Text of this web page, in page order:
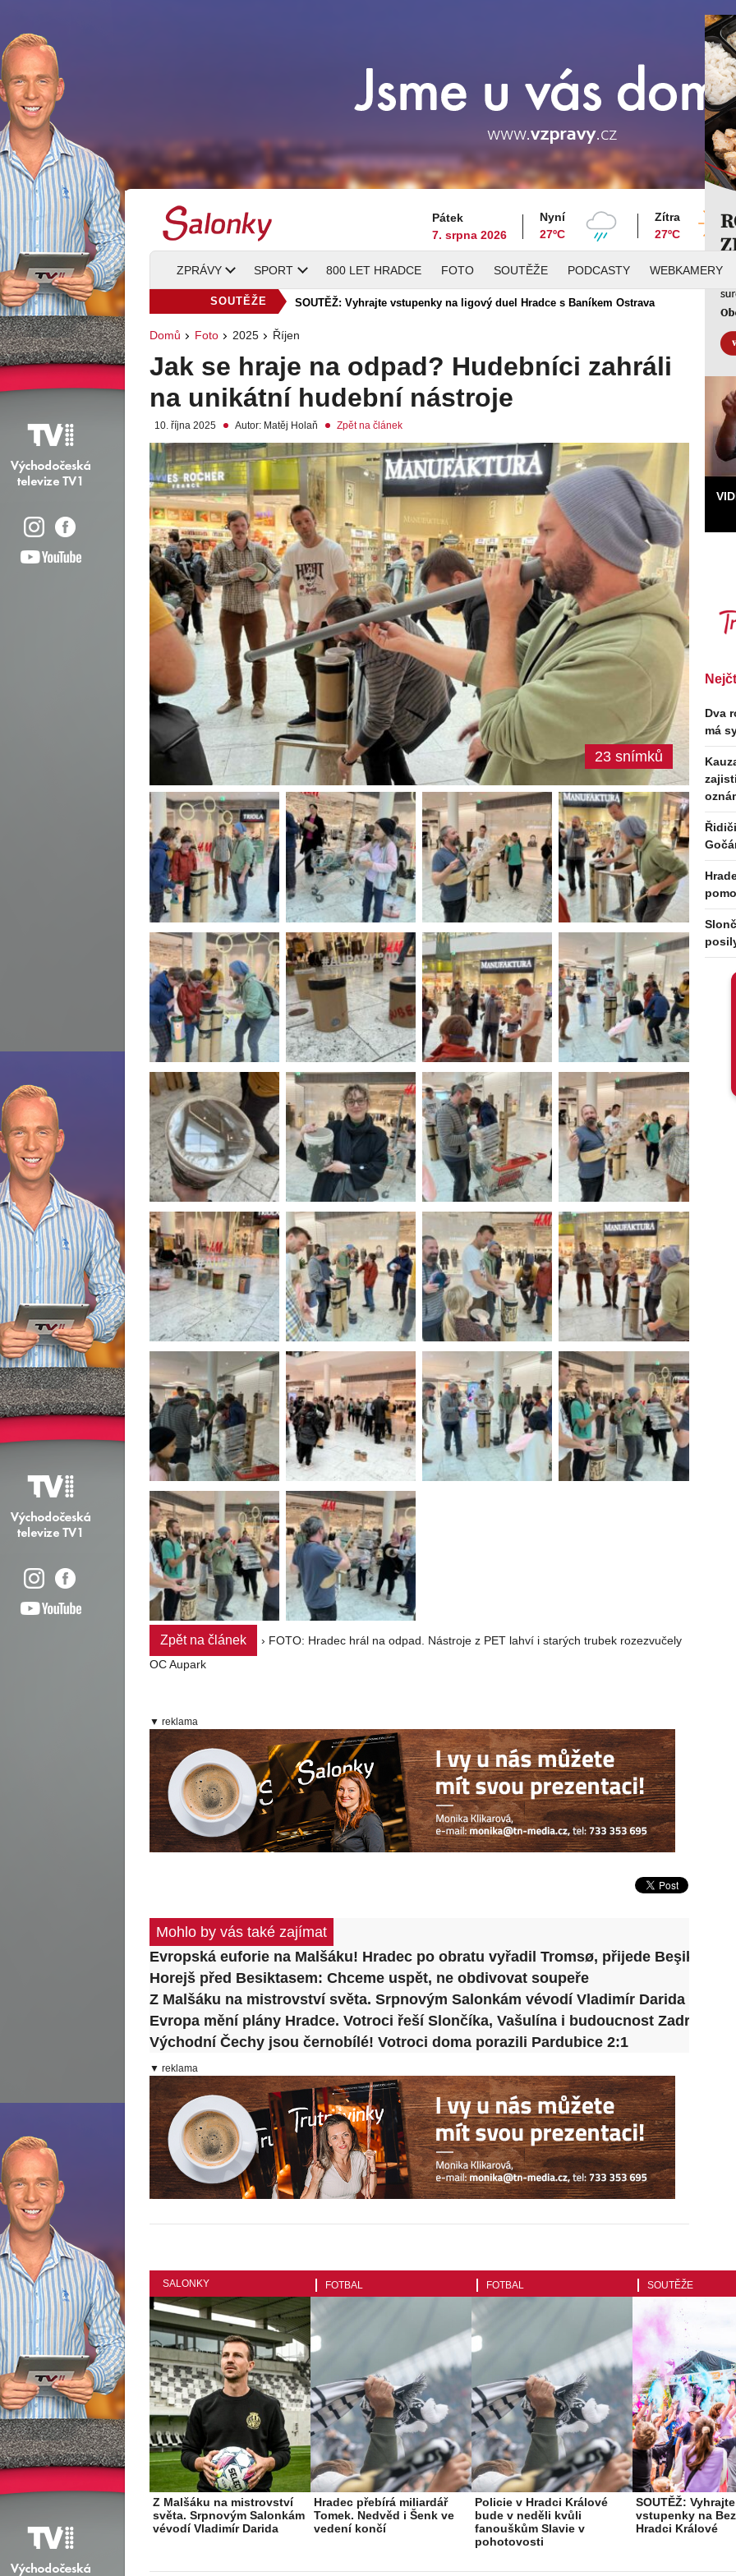
Pátek
7. srpna 2026
Nyní
27ºC
Zítra
27ºC
ZPRÁVY SPORT 800 LET HRADCE FOTO SOUTĚŽE PODCASTY WEBKAMERY
SOUTĚŽE SOUTĚŽ: Vyhrajte vstupenky na ligový duel Hradce s Baníkem Ostrava
Domů Foto 2025 Říjen
Jak se hraje na odpad? Hudebníci zahráli
na unikátní hudební nástroje
10. října 2025 Autor: Matěj Holaň Zpět na článek
23 snímků
Zpět na článek
› FOTO: Hradec hrál na odpad. Nástroje z PET lahví i starých trubek rozezvučely
OC Aupark
▼ reklama
Mohlo by vás také zajímat
Evropská euforie na Malšáku! Hradec po obratu vyřadil Tromsø, přijede Beşiktaş
Horejš před Besiktasem: Chceme uspět, ne obdivovat soupeře
Z Malšáku na mistrovství světa. Srpnovým Salonkám vévodí Vladimír Darida
Evropa mění plány Hradce. Votroci řeší Slončíka, Vašulína i budoucnost Zadražila
Východní Čechy jsou černobílé! Votroci doma porazili Pardubice 2:1
▼ reklama
Dva
má
SALONKY
Z Malšáku na mistrovství
světa. Srpnovým Salonkám
vévodí Vladimír Darida
FOTBAL
Hradec přebírá miliardář
Tomek. Nedvěd i Šenk ve
vedení končí
FOTBAL
Policie v Hradci Králové
bude v neděli kvůli
fanouškům Slavie v
pohotovosti
SOUTĚŽE
SOUTĚŽ: Vyhrajte
vstupenky na
Hradci Králové